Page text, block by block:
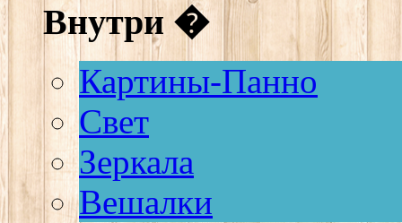
Внутри �
Картины-Панно
Свет
Зеркала
Вешалки